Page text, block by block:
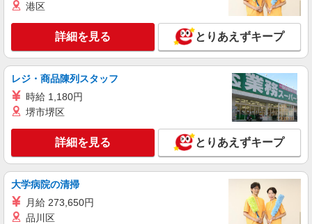
詳細を見る
丸亀製麺会津若松店
キッチン・ホールスタッフ
時給1100円〜 ☆22時以降は時給25％UP（深夜
福島県会津若松市天神町１５－７
キープ 詳細を見る
港区
詳細を見る とりあえずキープ
レジ・商品陳列スタッフ
時給 1,180円
堺市堺区
詳細を見る とりあえずキープ
大学病院の清掃
月給 273,650円
品川区